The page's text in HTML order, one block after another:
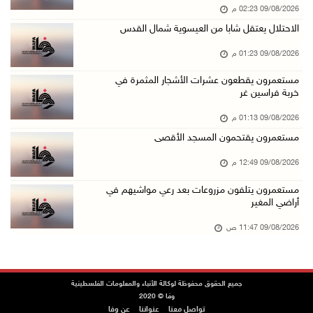
مستعمرون يقتحمون المسجد الأقصى
مصر تنعى القائد الوطني دياب اللوح
09/آب/2026 12:27 م
حالات الإجهاض في غزة تتضاعف ثلاث مرات
09/آب/2026 12:12 م
مركز الاتصال الحكومي يرصد أهم التدخلات التي ن ...
سلطة النقد و"اوريدو" توقعان مذكرة تفاهم للاست ...
"استشاري فتح" ينعى القائد الوطنيّ السفير دياب ...
09/08/2026 02:23 م
الاحتلال يعتقل شابا من العيسوية شمال القدس
09/08/2026 01:23 م
مستعمرون يقطعون عشرات الأشجار المثمرة في
خربة فراسين غر
09/08/2026 01:13 م
مستعمرون يقتحمون المسجد الأقصى
09/08/2026 12:49 م
مستعمرون يتلفون مزروعات بعد رعي مواشيهم في
أراضي المغير
09/08/2026 11:47 ص
جميع الحقوق محفوظة لوكالة الأنباء والمعلومات الفلسطينية
وفا © 2020
تواصل معنا عنواننا عن وفا